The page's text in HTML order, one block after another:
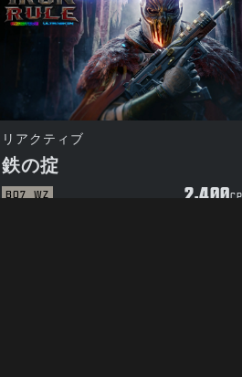
リアクティブ
鉄の掟
BO7 WZ 2,400CP